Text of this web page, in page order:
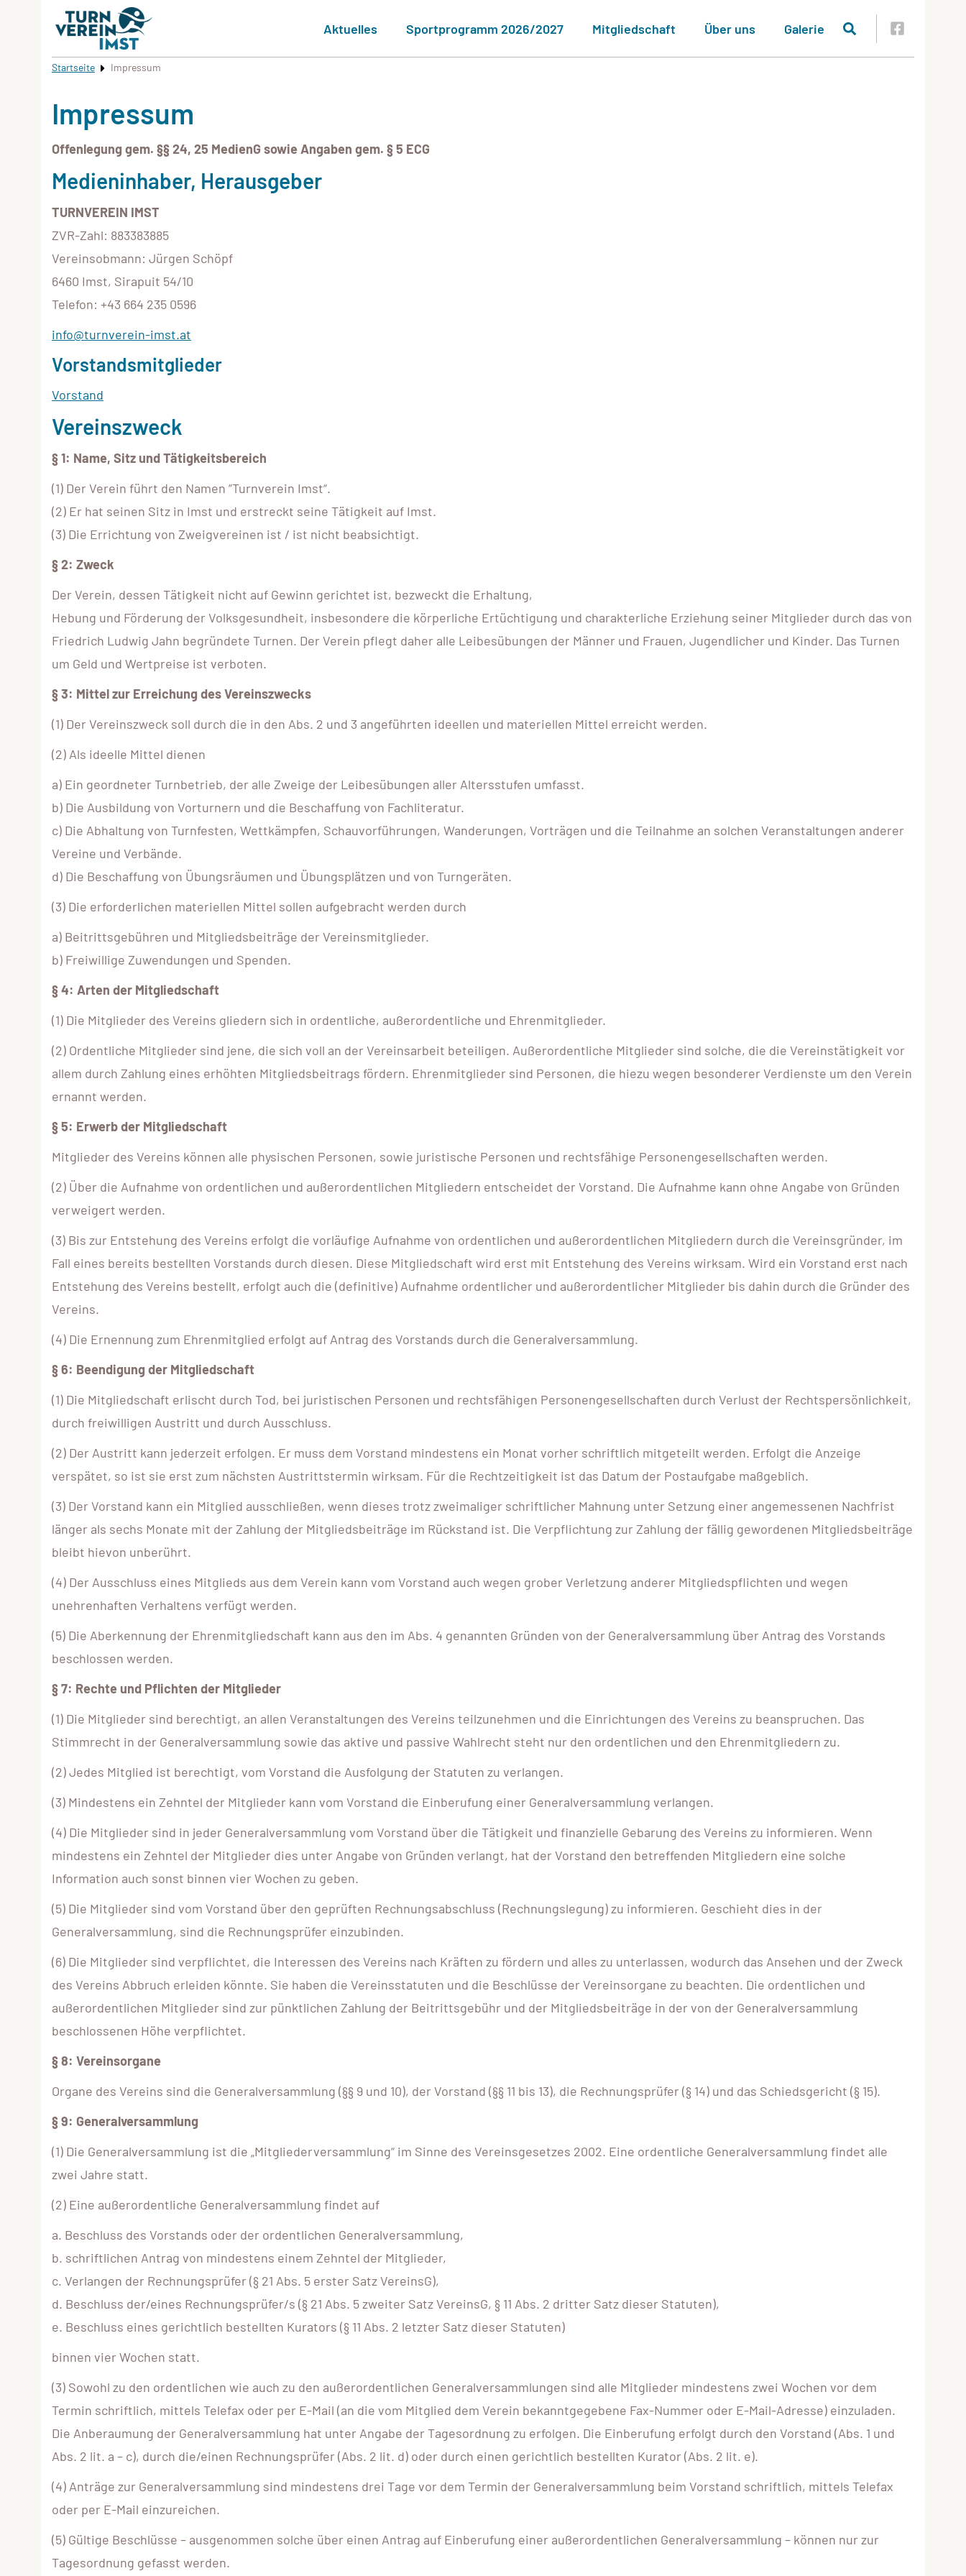
Aktuelles Sportprogramm 2026/2027 Mitgliedschaft Über uns Galerie
Startseite Impressum
Impressum
Offenlegung gem. §§ 24, 25 MedienG sowie Angaben gem. § 5 ECG
Medieninhaber, Herausgeber
TURNVEREIN IMST
ZVR-Zahl: 883383885
Vereinsobmann: Jürgen Schöpf
6460 Imst, Sirapuit 54/10
Telefon: +43 664 235 0596
info@turnverein-imst.at
Vorstandsmitglieder
Vorstand
Vereinszweck
§ 1: Name, Sitz und Tätigkeitsbereich
(1) Der Verein führt den Namen ”Turnverein Imst“.
(2) Er hat seinen Sitz in Imst und erstreckt seine Tätigkeit auf Imst.
(3) Die Errichtung von Zweigvereinen ist / ist nicht beabsichtigt.
§ 2: Zweck
Der Verein, dessen Tätigkeit nicht auf Gewinn gerichtet ist, bezweckt die Erhaltung,
Hebung und Förderung der Volksgesundheit, insbesondere die körperliche Ertüchtigung und charakterliche Erziehung seiner Mitglieder durch das von
Friedrich Ludwig Jahn begründete Turnen. Der Verein pflegt daher alle Leibesübungen der Männer und Frauen, Jugendlicher und Kinder. Das Turnen
um Geld und Wertpreise ist verboten.
§ 3: Mittel zur Erreichung des Vereinszwecks
(1) Der Vereinszweck soll durch die in den Abs. 2 und 3 angeführten ideellen und materiellen Mittel erreicht werden.
(2) Als ideelle Mittel dienen
a) Ein geordneter Turnbetrieb, der alle Zweige der Leibesübungen aller Altersstufen umfasst.
b) Die Ausbildung von Vorturnern und die Beschaffung von Fachliteratur.
c) Die Abhaltung von Turnfesten, Wettkämpfen, Schauvorführungen, Wanderungen, Vorträgen und die Teilnahme an solchen Veranstaltungen anderer
Vereine und Verbände.
d) Die Beschaffung von Übungsräumen und Übungsplätzen und von Turngeräten.
(3) Die erforderlichen materiellen Mittel sollen aufgebracht werden durch
a) Beitrittsgebühren und Mitgliedsbeiträge der Vereinsmitglieder.
b) Freiwillige Zuwendungen und Spenden.
§ 4: Arten der Mitgliedschaft
(1) Die Mitglieder des Vereins gliedern sich in ordentliche, außerordentliche und Ehrenmitglieder.
(2) Ordentliche Mitglieder sind jene, die sich voll an der Vereinsarbeit beteiligen. Außerordentliche Mitglieder sind solche, die die Vereinstätigkeit vor
allem durch Zahlung eines erhöhten Mitgliedsbeitrags fördern. Ehrenmitglieder sind Personen, die hiezu wegen besonderer Verdienste um den Verein
ernannt werden.
§ 5: Erwerb der Mitgliedschaft
Mitglieder des Vereins können alle physischen Personen, sowie juristische Personen und rechtsfähige Personengesellschaften werden.
(2) Über die Aufnahme von ordentlichen und außerordentlichen Mitgliedern entscheidet der Vorstand. Die Aufnahme kann ohne Angabe von Gründen
verweigert werden.
(3) Bis zur Entstehung des Vereins erfolgt die vorläufige Aufnahme von ordentlichen und außerordentlichen Mitgliedern durch die Vereinsgründer, im
Fall eines bereits bestellten Vorstands durch diesen. Diese Mitgliedschaft wird erst mit Entstehung des Vereins wirksam. Wird ein Vorstand erst nach
Entstehung des Vereins bestellt, erfolgt auch die (definitive) Aufnahme ordentlicher und außerordentlicher Mitglieder bis dahin durch die Gründer des
Vereins.
(4) Die Ernennung zum Ehrenmitglied erfolgt auf Antrag des Vorstands durch die Generalversammlung.
§ 6: Beendigung der Mitgliedschaft
(1) Die Mitgliedschaft erlischt durch Tod, bei juristischen Personen und rechtsfähigen Personengesellschaften durch Verlust der Rechtspersönlichkeit,
durch freiwilligen Austritt und durch Ausschluss.
(2) Der Austritt kann jederzeit erfolgen. Er muss dem Vorstand mindestens ein Monat vorher schriftlich mitgeteilt werden. Erfolgt die Anzeige
verspätet, so ist sie erst zum nächsten Austrittstermin wirksam. Für die Rechtzeitigkeit ist das Datum der Postaufgabe maßgeblich.
(3) Der Vorstand kann ein Mitglied ausschließen, wenn dieses trotz zweimaliger schriftlicher Mahnung unter Setzung einer angemessenen Nachfrist
länger als sechs Monate mit der Zahlung der Mitgliedsbeiträge im Rückstand ist. Die Verpflichtung zur Zahlung der fällig gewordenen Mitgliedsbeiträge
bleibt hievon unberührt.
(4) Der Ausschluss eines Mitglieds aus dem Verein kann vom Vorstand auch wegen grober Verletzung anderer Mitgliedspflichten und wegen
unehrenhaften Verhaltens verfügt werden.
(5) Die Aberkennung der Ehrenmitgliedschaft kann aus den im Abs. 4 genannten Gründen von der Generalversammlung über Antrag des Vorstands
beschlossen werden.
§ 7: Rechte und Pflichten der Mitglieder
(1) Die Mitglieder sind berechtigt, an allen Veranstaltungen des Vereins teilzunehmen und die Einrichtungen des Vereins zu beanspruchen. Das
Stimmrecht in der Generalversammlung sowie das aktive und passive Wahlrecht steht nur den ordentlichen und den Ehrenmitgliedern zu.
(2) Jedes Mitglied ist berechtigt, vom Vorstand die Ausfolgung der Statuten zu verlangen.
(3) Mindestens ein Zehntel der Mitglieder kann vom Vorstand die Einberufung einer Generalversammlung verlangen.
(4) Die Mitglieder sind in jeder Generalversammlung vom Vorstand über die Tätigkeit und finanzielle Gebarung des Vereins zu informieren. Wenn
mindestens ein Zehntel der Mitglieder dies unter Angabe von Gründen verlangt, hat der Vorstand den betreffenden Mitgliedern eine solche
Information auch sonst binnen vier Wochen zu geben.
(5) Die Mitglieder sind vom Vorstand über den geprüften Rechnungsabschluss (Rechnungslegung) zu informieren. Geschieht dies in der
Generalversammlung, sind die Rechnungsprüfer einzubinden.
(6) Die Mitglieder sind verpflichtet, die Interessen des Vereins nach Kräften zu fördern und alles zu unterlassen, wodurch das Ansehen und der Zweck
des Vereins Abbruch erleiden könnte. Sie haben die Vereinsstatuten und die Beschlüsse der Vereinsorgane zu beachten. Die ordentlichen und
außerordentlichen Mitglieder sind zur pünktlichen Zahlung der Beitrittsgebühr und der Mitgliedsbeiträge in der von der Generalversammlung
beschlossenen Höhe verpflichtet.
§ 8: Vereinsorgane
Organe des Vereins sind die Generalversammlung (§§ 9 und 10), der Vorstand (§§ 11 bis 13), die Rechnungsprüfer (§ 14) und das Schiedsgericht (§ 15).
§ 9: Generalversammlung
(1) Die Generalversammlung ist die „Mitgliederversammlung“ im Sinne des Vereinsgesetzes 2002. Eine ordentliche Generalversammlung findet alle
zwei Jahre statt.
(2) Eine außerordentliche Generalversammlung findet auf
a. Beschluss des Vorstands oder der ordentlichen Generalversammlung,
b. schriftlichen Antrag von mindestens einem Zehntel der Mitglieder,
c. Verlangen der Rechnungsprüfer (§ 21 Abs. 5 erster Satz VereinsG),
d. Beschluss der/eines Rechnungsprüfer/s (§ 21 Abs. 5 zweiter Satz VereinsG, § 11 Abs. 2 dritter Satz dieser Statuten),
e. Beschluss eines gerichtlich bestellten Kurators (§ 11 Abs. 2 letzter Satz dieser Statuten)
binnen vier Wochen statt.
(3) Sowohl zu den ordentlichen wie auch zu den außerordentlichen Generalversammlungen sind alle Mitglieder mindestens zwei Wochen vor dem
Termin schriftlich, mittels Telefax oder per E-Mail (an die vom Mitglied dem Verein bekanntgegebene Fax-Nummer oder E-Mail-Adresse) einzuladen.
Die Anberaumung der Generalversammlung hat unter Angabe der Tagesordnung zu erfolgen. Die Einberufung erfolgt durch den Vorstand (Abs. 1 und
Abs. 2 lit. a – c), durch die/einen Rechnungsprüfer (Abs. 2 lit. d) oder durch einen gerichtlich bestellten Kurator (Abs. 2 lit. e).
(4) Anträge zur Generalversammlung sind mindestens drei Tage vor dem Termin der Generalversammlung beim Vorstand schriftlich, mittels Telefax
oder per E-Mail einzureichen.
(5) Gültige Beschlüsse – ausgenommen solche über einen Antrag auf Einberufung einer außerordentlichen Generalversammlung – können nur zur
Tagesordnung gefasst werden.